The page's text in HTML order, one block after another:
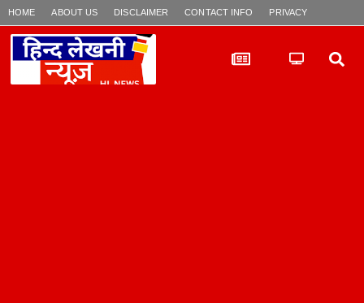
HOME ABOUT US DISCLAIMER CONTACT INFO PRIVACY POLICY